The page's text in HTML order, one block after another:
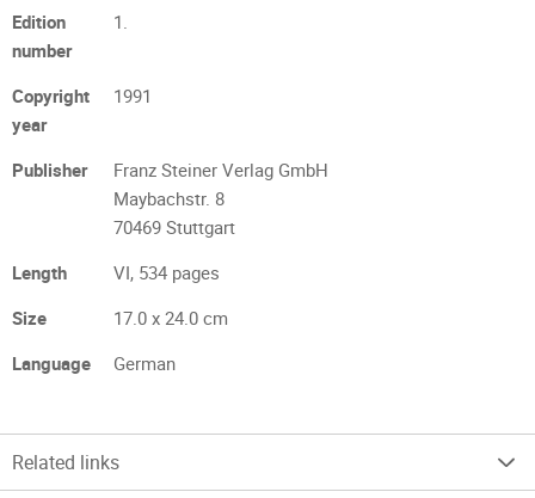
Edition
number
1.
Copyright
year
1991
Publisher
Franz Steiner Verlag GmbH
Maybachstr. 8
70469 Stuttgart
Length
VI, 534 pages
Size
17.0 x 24.0 cm
Language
German
Related links